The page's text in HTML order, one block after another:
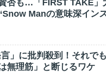
否も…「FIRST TAKE」
Manの意味深イン
」に批判殺到！それで
無理筋」と断じるワケ